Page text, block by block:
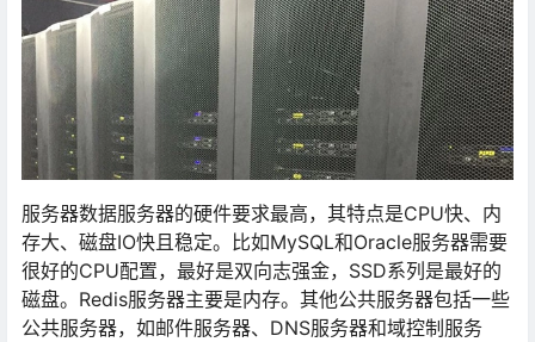
服务器数据服务器的硬件要求最高，其特点是CPU快、内
存大、磁盘IO快且稳定。比如MySQL和Oracle服务器需要
很好的CPU配置，最好是双向志强金，SSD系列是最好的
磁盘。Redis服务器主要是内存。其他公共服务器包括一些
公共服务器，如邮件服务器、DNS服务器和域控制服务